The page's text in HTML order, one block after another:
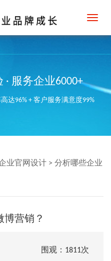
服务企业6000+
达96% + 客户服务满意度99%
业官网设计 > 分析哪些企业
博营销？
围观：1811次